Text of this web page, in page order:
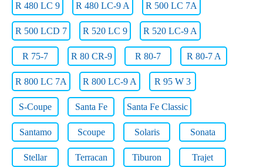
R 480 LC 9 R 480 LC-9 A R 500 LC 7A
R 500 LCD 7 R 520 LC 9 R 520 LC-9 A
R 75-7 R 80 CR-9 R 80-7 R 80-7 A
R 800 LC 7A R 800 LC-9 A R 95 W 3
S-Coupe Santa Fe Santa Fe Classic
Santamo Scoupe Solaris Sonata
Stellar Terracan Tiburon Trajet